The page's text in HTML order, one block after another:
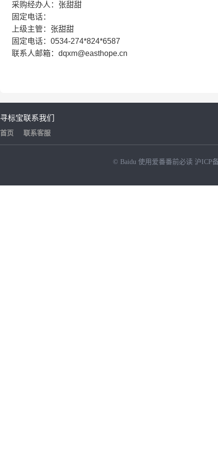
采购经办人：张甜甜
固定电话：
上级主管：张甜甜
固定电话：0534-274*824*6587
联系人邮箱：dqxm@easthope.cn
寻标宝
首页
联系我们
联系客服
© Baidu 使用爱番番前必读 沪ICP